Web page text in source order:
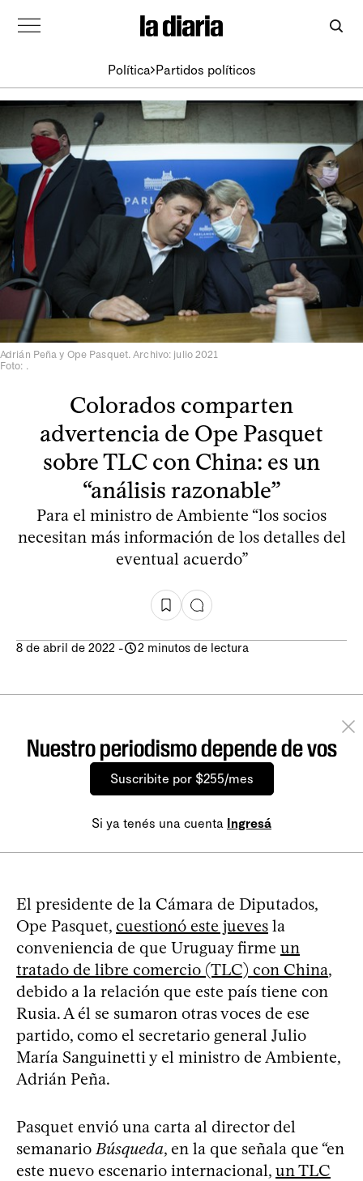
Política Partidos políticos
Adrián Peña y Ope Pasquet. Archivo: julio 2021
Foto: .
Colorados comparten
advertencia de Ope Pasquet
sobre TLC con China: es un
“análisis razonable”
Para el ministro de Ambiente “los socios
necesitan más información de los detalles del
eventual acuerdo”
8 de abril de 2022 - 2 minutos de lectura
Nuestro periodismo depende de vos
Suscribite por $255/mes
Si ya tenés una cuenta Ingresá
El presidente de la Cámara de Diputados,
Ope Pasquet, cuestionó este jueves la
conveniencia de que Uruguay firme un
tratado de libre comercio (TLC) con China,
debido a la relación que este país tiene con
Rusia. A él se sumaron otras voces de ese
partido, como el secretario general Julio
María Sanguinetti y el ministro de Ambiente,
Adrián Peña.
Pasquet envió una carta al director del
semanario Búsqueda, en la que señala que “en
este nuevo escenario internacional, un TLC